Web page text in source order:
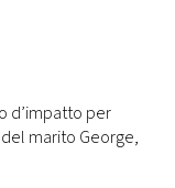
d’impatto per
marito George,